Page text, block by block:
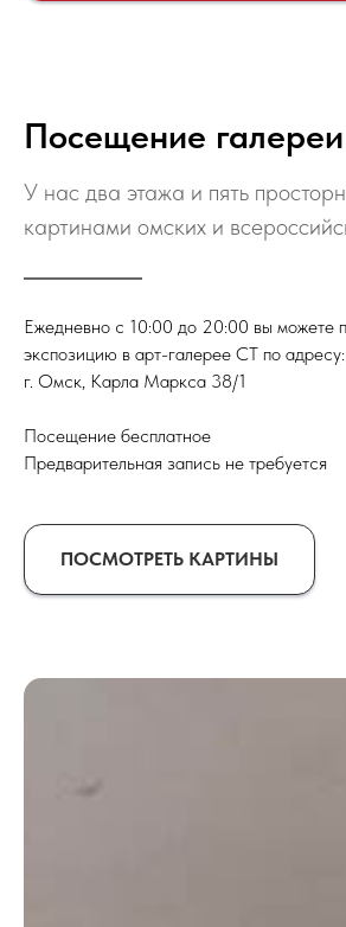
Посещение галереи
У нас два этажа и пять
картинами омских и
Ежедневно с 10:00 до 20:00 вы можете
экспозицию в арт-галерее СТ по адресу:
г. Омск, Карла Маркса 38/1
Посещение бесплатное
Предварительная запись не требуется
ПОСМОТРЕТЬ КАРТИНЫ